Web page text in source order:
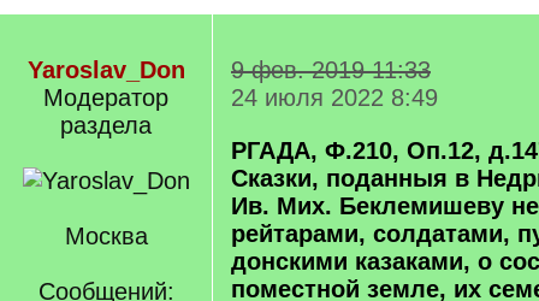
Yaroslav_Don
Модератор
раздела
Москва
Сообщений:
9 фев. 2019 11:33
24 июля 2022 8:49
РГАДА, Ф.210, Оп.12,
Сказки, поданныя в
Ив. Мих. Беклемишеву
рейтарами, солдатами,
донскими казаками, о
поместной земле, их